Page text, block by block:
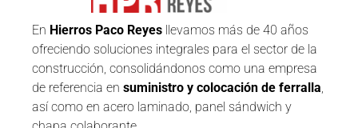
En Hierros Paco Reyes llevamos más de 40 años
ofreciendo soluciones integrales para el sector de la
construcción, consolidándonos como una empresa
de referencia en suministro y colocación de ferralla,
así como en acero laminado, panel sándwich y